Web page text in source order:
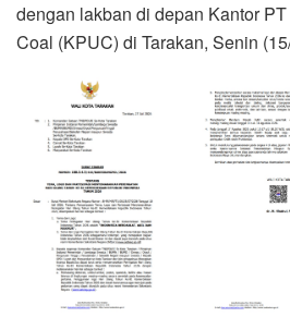
dengan lakban di depan Kantor
Coal (KPUC) di Tarakan, Senin